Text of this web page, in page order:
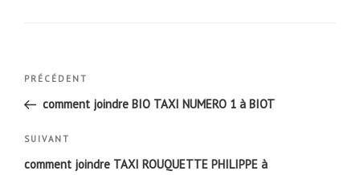
Navigation
l’article
Article
précédent
PRÉCÉDENT
comment joindre BIO TAXI NUMERO 1 à BIOT
Article
suivant
SUIVANT
comment joindre TAXI ROUQUETTE PHILIPPE à